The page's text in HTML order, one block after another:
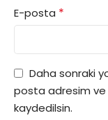
E-posta *
Daha sonraki
posta adresim ve
kaydedilsin.